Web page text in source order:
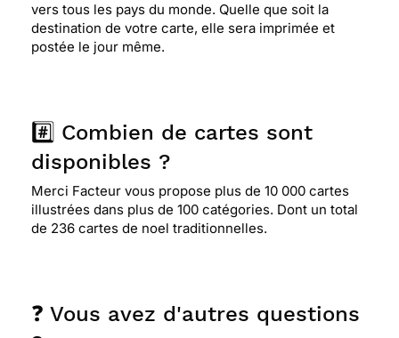
vers tous les pays du monde. Quelle que soit la
destination de votre carte, elle sera imprimée et
postée le jour même.
#️⃣ Combien de cartes sont
disponibles ?
Merci Facteur vous propose plus de 10 000 cartes
illustrées dans plus de 100 catégories. Dont un total
de 236 cartes de noel traditionnelles.
❓ Vous avez d'autres questions